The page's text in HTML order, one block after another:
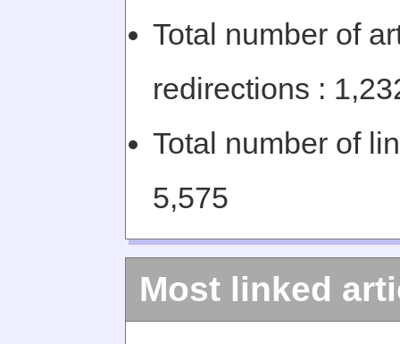
Total number of
redirections :
Total number of
5,575
Most linked